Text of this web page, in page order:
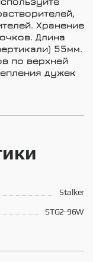
Хранение
Длина
55мм.
по верхней
дужек
Stalker
STG2-96W